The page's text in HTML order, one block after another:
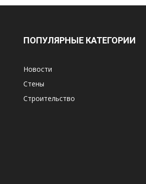
ПОПУЛЯРНЫЕ КАТЕГОРИИ
Новости
Стены
Строительство